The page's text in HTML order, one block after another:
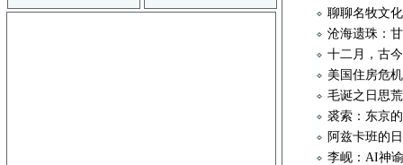
聊聊名牧文
沧海遗珠：
十二月，古
美国住房危
毛诞之日思
裘索：东京
阿兹卡班的
李岘：AI神